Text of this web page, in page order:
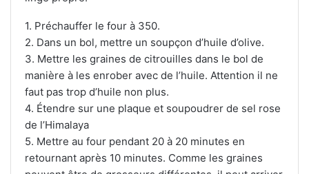
1. Préchauffer le four à 350.
2. Dans un bol, mettre un soupçon d’huile d’olive.
3. Mettre les graines de citrouilles dans le bol de
manière à les enrober avec de l’huile. Attention il ne
faut pas trop d’huile non plus.
4. Étendre sur une plaque et soupoudrer de sel rose
de l’Himalaya
5. Mettre au four pendant 20 à 20 minutes en
retournant après 10 minutes. Comme les graines